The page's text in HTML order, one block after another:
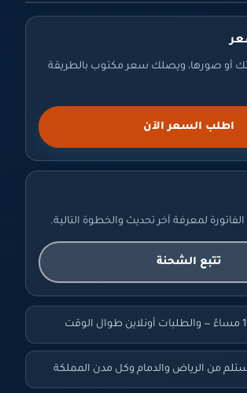
أو صورها، ويصلك سعر مكتوب بالطريقة
اطلب السعر الآن
لمعرفة آخر تحديث والخطوة التالية.
تتبع الشحنة
من الرياض والدمام وكل مدن المملكة